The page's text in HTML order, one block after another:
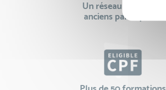
Un réseau de 22 000
anciens participants